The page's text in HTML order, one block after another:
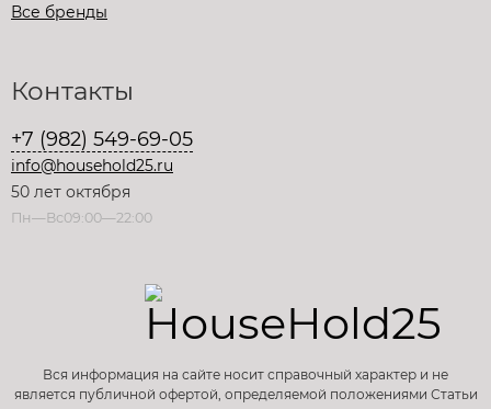
Все бренды
Контакты
+7 (982) 549-69-05
info@household25.ru
50 лет октября
Пн—Вс09:00—22:00
Вся информация на сайте носит справочный характер и не
является публичной офертой, определяемой положениями Статьи